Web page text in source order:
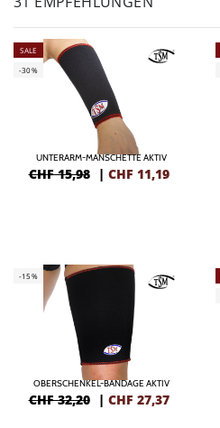
SALE
-30%
UNTERARM-MANSCHETTE AKTIV
CHF 15,98 | CHF 11,19
-15%
OBERSCHENKEL-BANDAGE AKTIV
CHF 32,20 | CHF 27,37